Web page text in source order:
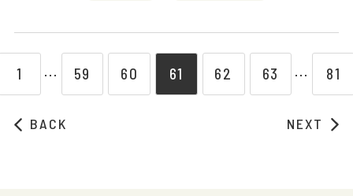
BACK
1 ⋯ 59 60 61 62 63 ⋯ 81
NEXT